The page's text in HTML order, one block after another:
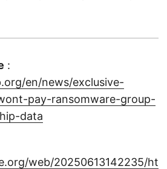
:
en/news/exclusive-
pay-ransomware-group-
data
web/20250613142235/ht